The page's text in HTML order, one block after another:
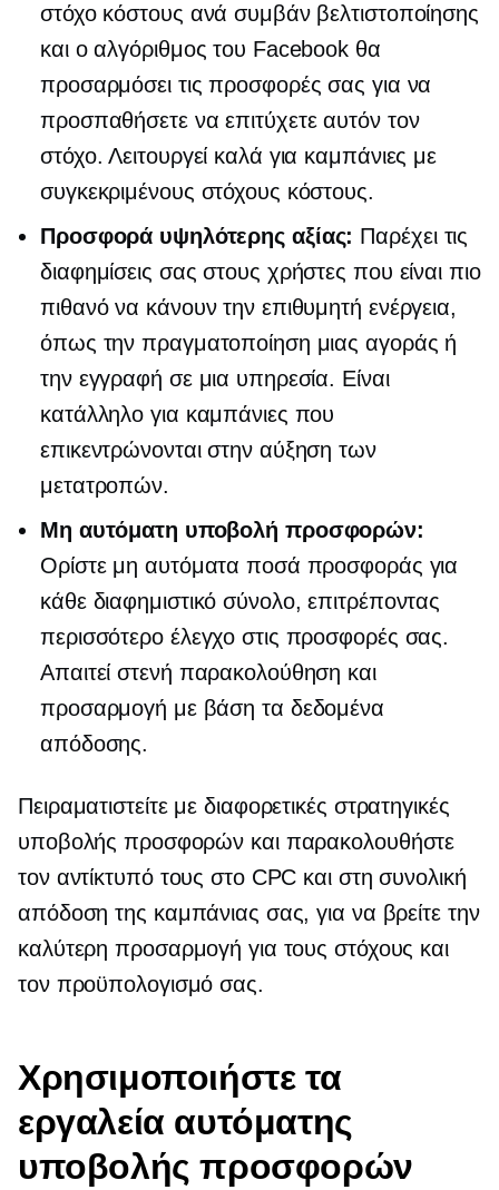
στόχο κόστους ανά συμβάν βελτιστοποίησης
και ο αλγόριθμος του Facebook θα
προσαρμόσει τις προσφορές σας για να
προσπαθήσετε να επιτύχετε αυτόν τον
στόχο. Λειτουργεί καλά για καμπάνιες με
συγκεκριμένους στόχους κόστους.
Προσφορά υψηλότερης αξίας: Παρέχει τις
διαφημίσεις σας στους χρήστες που είναι πιο
πιθανό να κάνουν την επιθυμητή ενέργεια,
όπως την πραγματοποίηση μιας αγοράς ή
την εγγραφή σε μια υπηρεσία. Είναι
κατάλληλο για καμπάνιες που
επικεντρώνονται στην αύξηση των
μετατροπών.
Μη αυτόματη υποβολή προσφορών:
Ορίστε μη αυτόματα ποσά προσφοράς για
κάθε διαφημιστικό σύνολο, επιτρέποντας
περισσότερο έλεγχο στις προσφορές σας.
Απαιτεί στενή παρακολούθηση και
προσαρμογή με βάση τα δεδομένα
απόδοσης.
Πειραματιστείτε με διαφορετικές στρατηγικές
υποβολής προσφορών και παρακολουθήστε
τον αντίκτυπό τους στο CPC και στη συνολική
απόδοση της καμπάνιας σας, για να βρείτε την
καλύτερη προσαρμογή για τους στόχους και
τον προϋπολογισμό σας.
Χρησιμοποιήστε τα
εργαλεία αυτόματης
υποβολής προσφορών